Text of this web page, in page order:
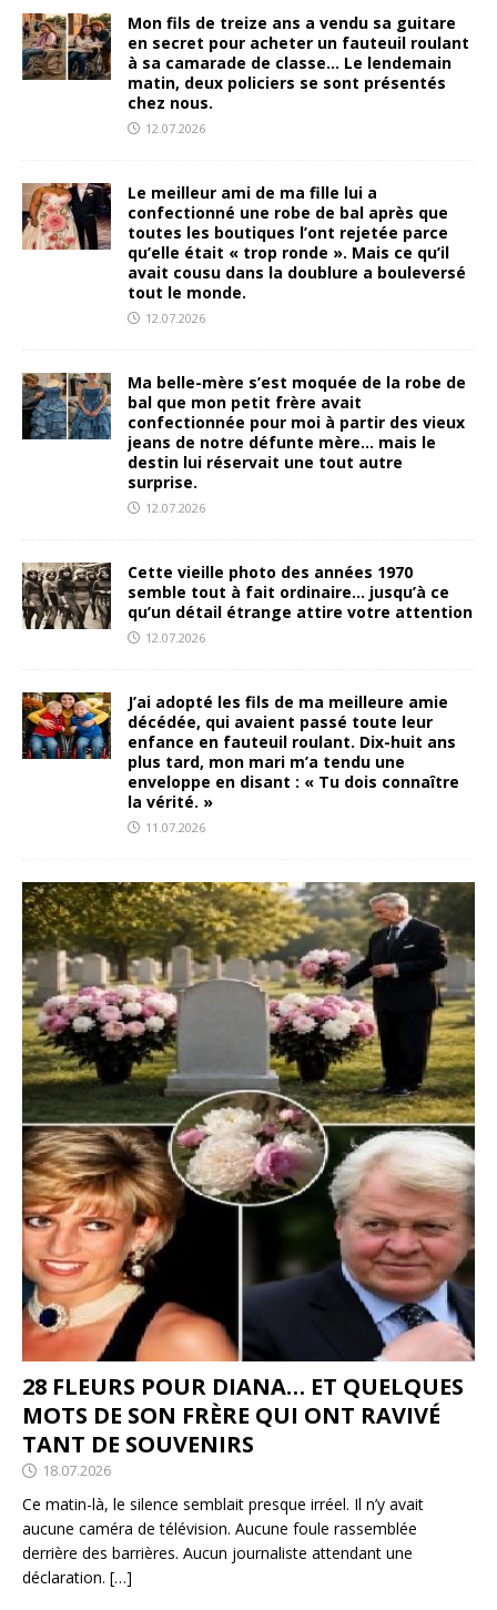
Mon fils de treize ans a vendu sa guitare
en secret pour acheter un fauteuil roulant
à sa camarade de classe… Le lendemain
matin, deux policiers se sont présentés
chez nous.
12.07.2026
Le meilleur ami de ma fille lui a
confectionné une robe de bal après que
toutes les boutiques l’ont rejetée parce
qu’elle était « trop ronde ». Mais ce qu’il
avait cousu dans la doublure a bouleversé
tout le monde.
12.07.2026
Ma belle-mère s’est moquée de la robe de
bal que mon petit frère avait
confectionnée pour moi à partir des vieux
jeans de notre défunte mère… mais le
destin lui réservait une tout autre
surprise.
12.07.2026
Cette vieille photo des années 1970
semble tout à fait ordinaire… jusqu’à ce
qu’un détail étrange attire votre attention
12.07.2026
J’ai adopté les fils de ma meilleure amie
décédée, qui avaient passé toute leur
enfance en fauteuil roulant. Dix-huit ans
plus tard, mon mari m’a tendu une
enveloppe en disant : « Tu dois connaître
la vérité. »
11.07.2026
28 FLEURS POUR DIANA… ET QUELQUES
MOTS DE SON FRÈRE QUI ONT RAVIVÉ
TANT DE SOUVENIRS
18.07.2026
Ce matin-là, le silence semblait presque irréel. Il n’y avait
aucune caméra de télévision. Aucune foule rassemblée
derrière des barrières. Aucun journaliste attendant une
déclaration. […]